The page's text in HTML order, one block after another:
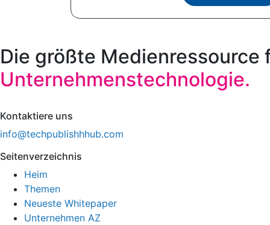
Die größte Medienressource
Unternehmenstechnologie.
Kontaktiere uns
info@techpublishhhub.com
Seitenverzeichnis
Heim
Themen
Neueste Whitepaper
Unternehmen AZ